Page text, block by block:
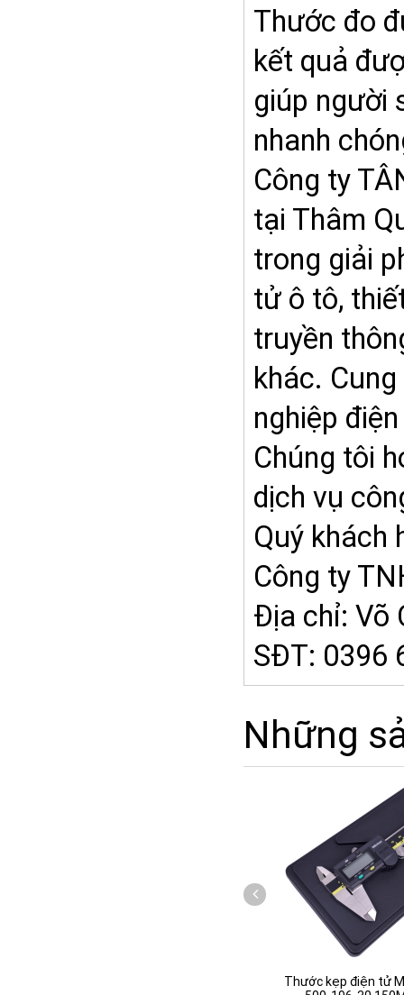
Thước đo
kết quả
giúp người
nhanh
Công ty
tại Thâm
trong giải
tử ô tô,
truyền
khác.
nghiệp
Chúng tôi
dịch vụ
Quý
Công ty
Địa chỉ:
SĐT: 0396
Những
Thước kẹp điện tử